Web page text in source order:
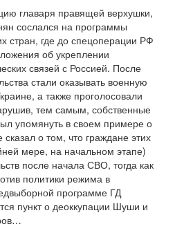
главаря правящей верхушки,
сослался на программы
стран, где до спецоперации РФ
об укреплении
связей с Россией. После
стали оказывать военную
а также проголосовали
тем самым, собственные
упомянуть в своем примере о
о том, что граждане этих
мере, на начальном этапе)
после начала СВО, тогда как
политики режима в
программе ГД
пункт о деоккупации Шуши и